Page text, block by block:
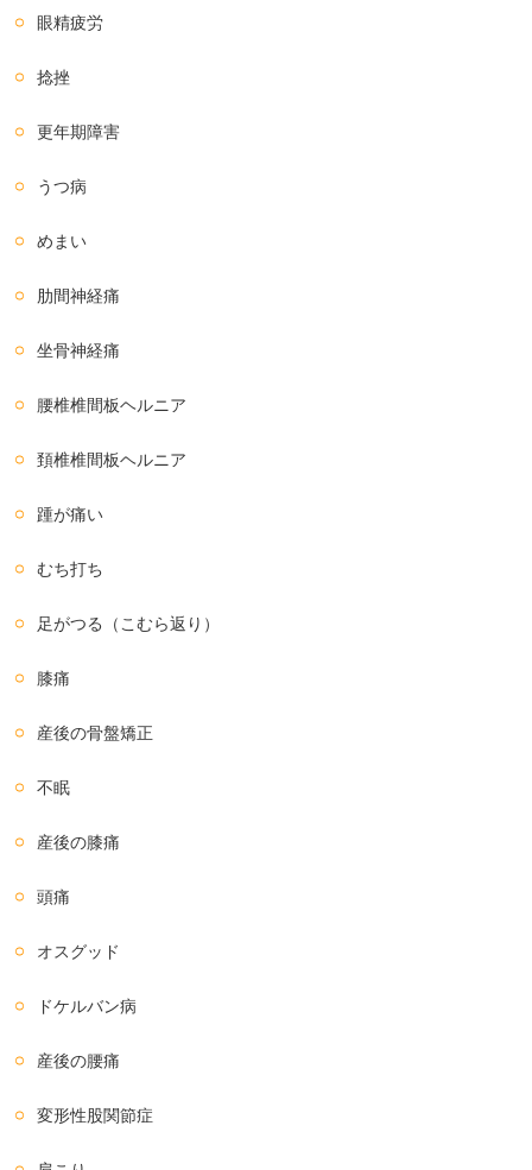
眼精疲労
捻挫
更年期障害
うつ病
めまい
肋間神経痛
坐骨神経痛
腰椎椎間板ヘルニア
頚椎椎間板ヘルニア
踵が痛い
むち打ち
足がつる（こむら返り）
膝痛
産後の骨盤矯正
不眠
産後の膝痛
頭痛
オスグッド
ドケルバン病
産後の腰痛
変形性股関節症